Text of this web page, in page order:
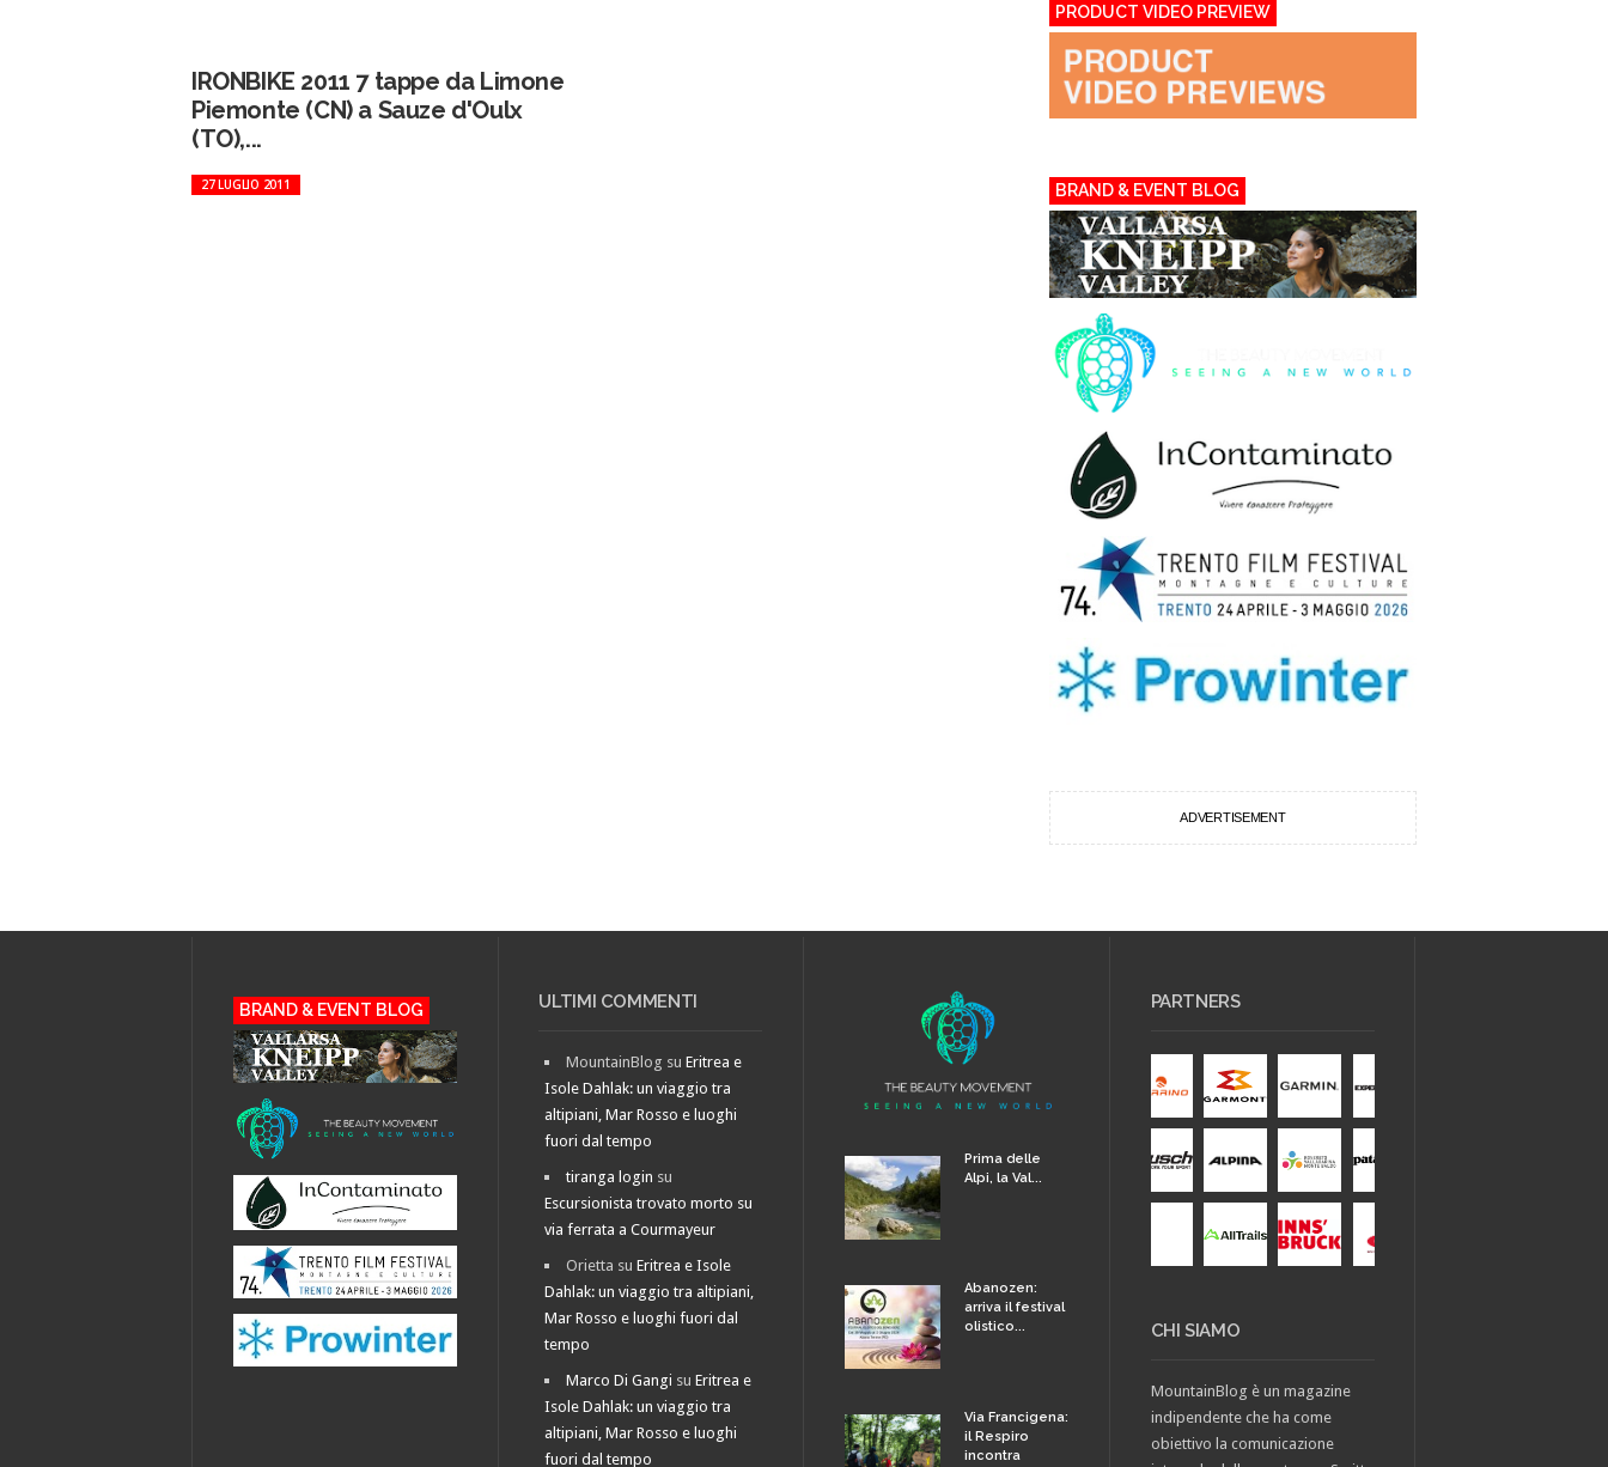
IRONBIKE 2011 7 tappe da Limone
Piemonte (CN) a Sauze d'Oulx
(TO),...
27 LUGLIO 2011
PRODUCT VIDEO PREVIEW
BRAND & EVENT BLOG
ADVERTISEMENT
BRAND & EVENT BLOG ULTIMI COMMENTI
MountainBlog suEritrea e
Isole Dahlak: un viaggio tra
altipiani, Mar Rosso e luoghi
fuori dal tempo
tiranga login su
Escursionista trovato morto su
via ferrata a Courmayeur
Orietta suEritrea e Isole
Dahlak: un viaggio tra altipiani,
Mar Rosso e luoghi fuori dal
tempo
Marco Di Gangi suEritrea e
Isole Dahlak: un viaggio tra
altipiani, Mar Rosso e luoghi
fuori dal tempo
Prima delle
Alpi, la Val...
Abanozen:
arriva il festival
olistico...
Via Francigena:
il Respiro
incontra
PARTNERS
CHI SIAMO
MountainBlog è un magazine
indipendente che ha come
obiettivo la comunicazione